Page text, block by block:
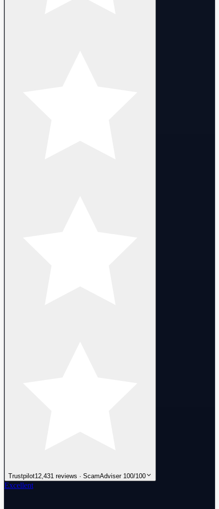
Trustpilot12,431 reviews · ScamAdviser 100/100
Excellent